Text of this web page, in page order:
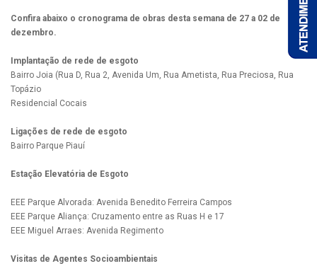
Confira abaixo o cronograma de obras desta semana de 27 a 02 de
dezembro.
Implantação de rede de esgoto
Bairro Joia (Rua D, Rua 2, Avenida Um, Rua Ametista, Rua Preciosa, Rua
Topázio
Residencial Cocais
Ligações de rede de esgoto
Bairro Parque Piauí
Estação Elevatória de Esgoto
EEE Parque Alvorada: Avenida Benedito Ferreira Campos
EEE Parque Aliança: Cruzamento entre as Ruas H e 17
EEE Miguel Arraes: Avenida Regimento
Visitas de Agentes Socioambientais